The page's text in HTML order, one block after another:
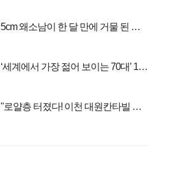
5cm 왜소남이 한 달 만에 거물 된 사
‘세계에서 가장 젊어 보이는 70대’ 1위
"로얄층 터졌다! 이천 대원칸타빌 잔